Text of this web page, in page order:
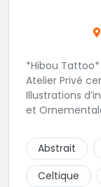
*Hibou Tattoo* by Leeloo.
Atelier Privé certifié
Illustrations
et
de l’Atelier :
https://
Abstrait
Celtique